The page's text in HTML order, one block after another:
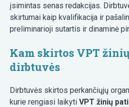
įsimintas senas redakcijas.
skirtumai kaip kvalifikacija ir
preliminarioji sutartis ir dinaminė
Kam skirtos VPT
dirbtuvės
Dirbtuvės skirtos perkančiųjų
kurie rengiasi laikyti VPT žinių